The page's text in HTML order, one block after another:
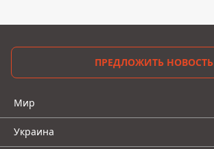
ПРЕДЛОЖИТЬ НОВОСТЬ
Мир
Украина